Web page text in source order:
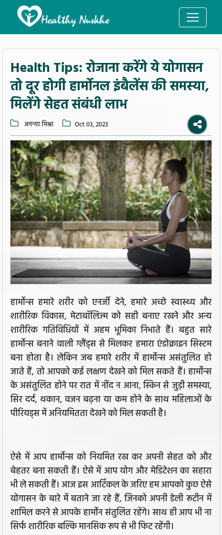
Health Tips: रोजाना करेंगे ये योगासन
तो दूर होगी हार्मोनल इंबैलेंस की समस्या,
मिलेंगे सेहत संबंधी लाभ
अनन्या मिश्रा Oct 03, 2023
हार्मोन्स हमारे शरीर को एनर्जी देने, हमारे अच्छे स्वास्थ्य और
शारीरिक विकास, मेटाबॉलिज्म को सही बनाए रखने और अन्य
शारीरिक गतिविधियों में अहम भूमिका निभाते हैं। बहुत सारे
हार्मोन्स बनाने वाली ग्लैंड्स से मिलकर हमारा एंडोक्राइन सिस्टम
बना होता है। लेकिन जब हमारे शरीर में हार्मोन्स असंतुलित हो
जाते हैं, तो आपको कई लक्षण देखने को मिल सकते हैं। हार्मोन्स
के असंतुलित होने पर रात में नींद न आना, स्किन से जुड़ी समस्या,
सिर दर्द, थकान, वजन बढ़ना या कम होने के साथ महिलाओं के
पीरियड्स में अनियमितता देखने को मिल सकती है।
ऐसे में आप हार्मोन्स को नियमित रख कर अपनी सेहत को और
बेहतर बना सकती हैं। ऐसे में आप योग और मेडिटेशन का सहारा
भी ले सकती हैं। आज इस आर्टिकल के जरिए हम आपको कुछ ऐसे
योगासन के बारे में बताने जा रहे हैं, जिनको अपनी डेली रूटीन में
शामिल करने से आपके हार्मोन संतुलित रहेंगे। साथ ही आप भी ना
सिर्फ शारीरिक बल्कि मानसिक रूप से भी फिट रहेंगी।